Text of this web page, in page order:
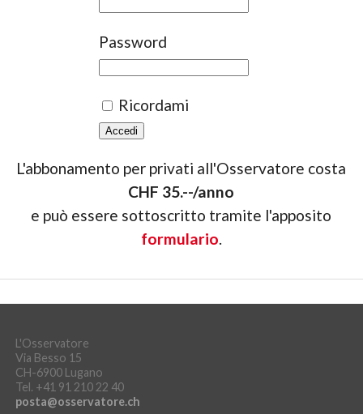
Password
Ricordami
L'abbonamento per privati all'Osservatore costa
CHF 35.--/anno
e può essere sottoscritto tramite l'apposito
formulario.
L'Osservatore
Via Besso 15
CH-6900 Lugano
Tel. +41 91 210 22 40
posta@osservatore.ch